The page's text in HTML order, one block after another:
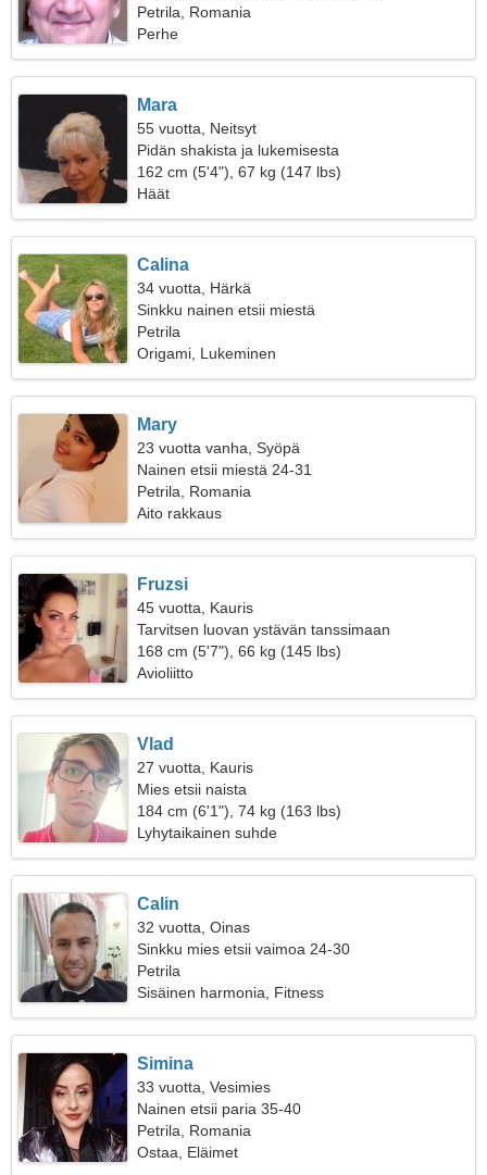
Petrila, Romania
Perhe
Mara
55 vuotta, Neitsyt
Pidän shakista ja lukemisesta
162 cm (5'4"), 67 kg (147 lbs)
Häät
Calina
34 vuotta, Härkä
Sinkku nainen etsii miestä
Petrila
Origami, Lukeminen
Mary
23 vuotta vanha, Syöpä
Nainen etsii miestä 24-31
Petrila, Romania
Aito rakkaus
Fruzsi
45 vuotta, Kauris
Tarvitsen luovan ystävän tanssimaan
168 cm (5'7"), 66 kg (145 lbs)
Avioliitto
Vlad
27 vuotta, Kauris
Mies etsii naista
184 cm (6'1"), 74 kg (163 lbs)
Lyhytaikainen suhde
Calin
32 vuotta, Oinas
Sinkku mies etsii vaimoa 24-30
Petrila
Sisäinen harmonia, Fitness
Simina
33 vuotta, Vesimies
Nainen etsii paria 35-40
Petrila, Romania
Ostaa, Eläimet